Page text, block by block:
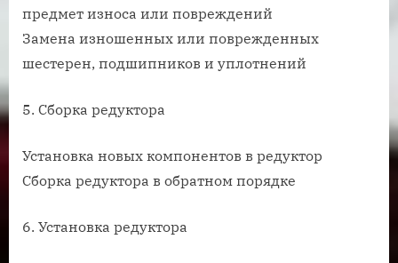
предмет износа или повреждений
Замена изношенных или поврежденных
шестерен, подшипников и уплотнений
5. Сборка редуктора
Установка новых компонентов в редуктор
Сборка редуктора в обратном порядке
6. Установка редуктора